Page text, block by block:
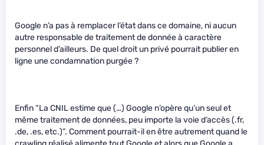
Google n’a pas à remplacer l’état dans ce domaine, ni aucun
autre responsable de traitement de donnée à caractère
personnel d’ailleurs. De quel droit un privé pourrait publier en
ligne une condamnation purgée ?
Enfin “La CNIL estime que (…) Google n’opère qu’un seul et
même traitement de données, peu importe la voie d’accès (.fr,
.de, .es, etc.)”. Comment pourrait-il en être autrement quand le